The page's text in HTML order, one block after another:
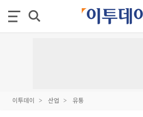
이투데이 산업 유통